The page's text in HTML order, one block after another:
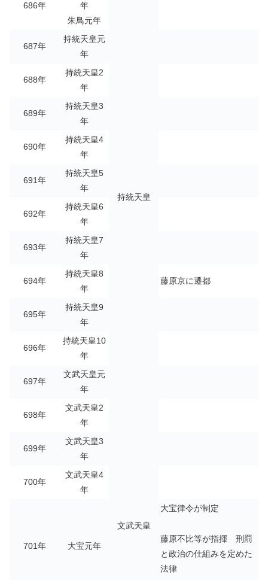
686年
年
朱鳥元年
687年
持統天皇元
年
持統天皇
688年
持統天皇2
年
689年
持統天皇3
年
690年
持統天皇4
年
691年
持統天皇5
年
692年
持統天皇6
年
693年
持統天皇7
年
694年
持統天皇8
年
藤原京に遷都
695年
持統天皇9
年
696年
持統天皇10
年
697年
文武天皇元
年
文武天皇
698年
文武天皇2
年
699年
文武天皇3
年
700年
文武天皇4
年
701年 大宝元年
大宝律令が制定
藤原不比等が指揮 刑罰
と政治の仕組みを定めた
法律